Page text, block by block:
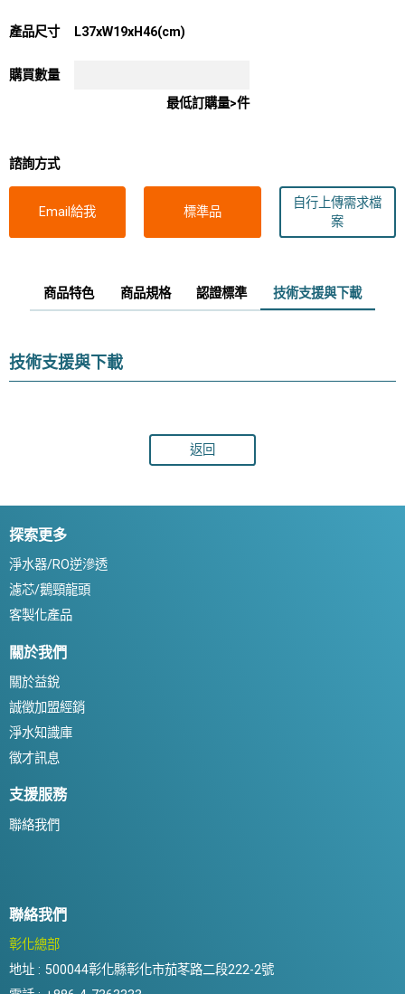
產品尺寸 L37xW19xH46(cm)
購買數量
最低訂購量>件
諮詢方式
Email給我 標準品
自行上傳需求檔
案
商品特色 商品規格 認證標準 技術支援與下載
技術支援與下載
返回
探索更多
淨水器/RO逆滲透
濾芯/鵝頸龍頭
客製化產品
關於我們
關於益銳
誠徵加盟經銷
淨水知識庫
徵才訊息
支援服務
聯絡我們
聯絡我們
彰化總部
地址 : 500044彰化縣彰化市茄苳路二段222-2號